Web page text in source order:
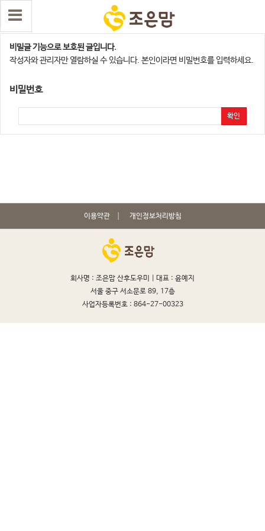
남악지점
비밀글 기능으로 보호된 글입니다.
작성자와 관리자만 열람하실 수 있습니다. 본인이라면 비밀번호를 입력하세요.
비밀번호
확인
이용약관 개인정보처리방침
회사명 : 조은맘 산후도우미 | 대표 : 윤예지
서울 중구 서소문로 89, 17층
사업자등록번호 : 864-27-00323